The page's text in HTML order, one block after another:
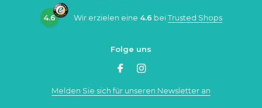
4.6 Wir erzielen eine 4.6 beiTrusted Shops
Folge uns
Melden Sie sich für unseren Newsletter an